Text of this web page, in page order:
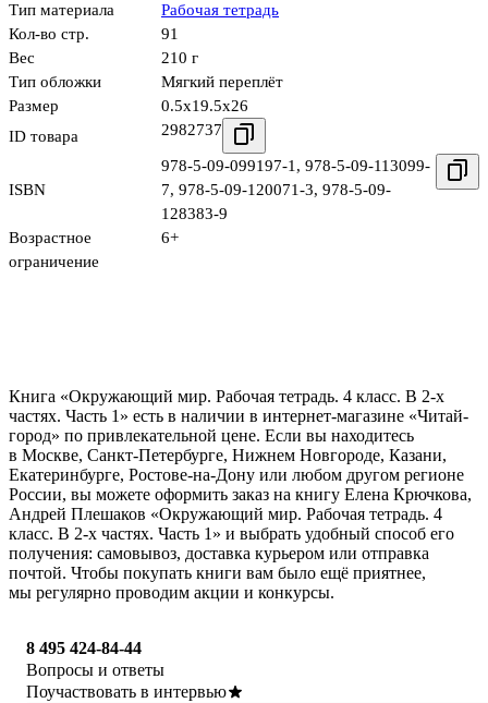
Тип материала
Рабочая тетрадь
Кол-во стр.
91
Вес
210 г
Тип обложки
Мягкий переплёт
Размер
0.5x19.5x26
ID товара
2982737
ISBN
978-5-09-099197-1, 978-5-09-113099-
7, 978-5-09-120071-3, 978-5-09-
128383-9
Возрастное
ограничение
6+
Книга «Окружающий мир. Рабочая тетрадь. 4 класс. В 2-х
частях. Часть 1» есть в наличии в интернет-магазине «Читай-
город» по привлекательной цене. Если вы находитесь
в Москве, Санкт-Петербурге, Нижнем Новгороде, Казани,
Екатеринбурге, Ростове-на-Дону или любом другом регионе
России, вы можете оформить заказ на книгу Елена Крючкова,
Андрей Плешаков «Окружающий мир. Рабочая тетрадь. 4
класс. В 2-х частях. Часть 1» и выбрать удобный способ его
получения: самовывоз, доставка курьером или отправка
почтой. Чтобы покупать книги вам было ещё приятнее,
мы регулярно проводим акции и конкурсы.
8 495 424-84-44
Вопросы и ответы
Поучаствовать в интервью